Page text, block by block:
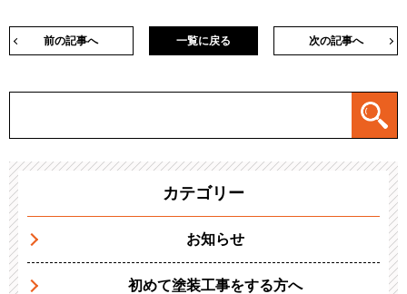
前の記事へ 次の記事へ
一覧に戻る
カテゴリー
お知らせ
初めて塗装工事をする方へ